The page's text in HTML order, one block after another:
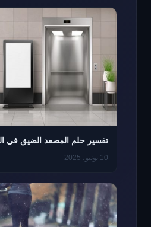
تفسير حلم المصعد الضيق في
10 يونيو، 2025